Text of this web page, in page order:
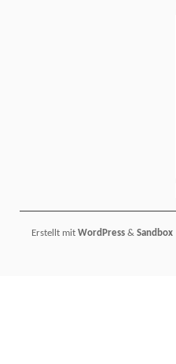
Erstellt mit WordPress & Sandbox